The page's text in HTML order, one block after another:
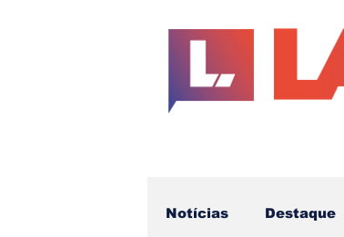
Notícias Destaque